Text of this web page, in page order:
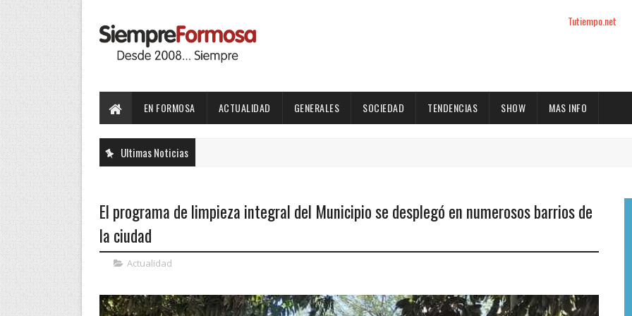
Tutiempo.net
EN FORMOSA ACTUALIDAD GENERALES SOCIEDAD TENDENCIAS SHOW MAS INFO
Ultimas Noticias
El programa de limpieza integral del Municipio se desplegó en numerosos barrios de
la ciudad
Actualidad